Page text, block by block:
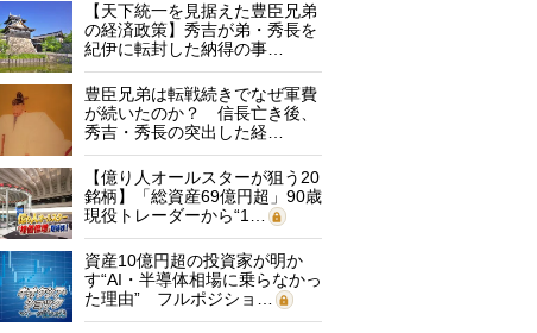
【天下統一を見据えた豊臣兄弟
の経済政策】秀吉が弟・秀長を
紀伊に転封した納得の事…
豊臣兄弟は転戦続きでなぜ軍費
が続いたのか？ 信長亡き後、
秀吉・秀長の突出した経…
【億り人オールスターが狙う20
銘柄】「総資産69億円超」90歳
現役トレーダーから“1…
資産10億円超の投資家が明か
す“AI・半導体相場に乗らなかっ
た理由” フルポジショ…